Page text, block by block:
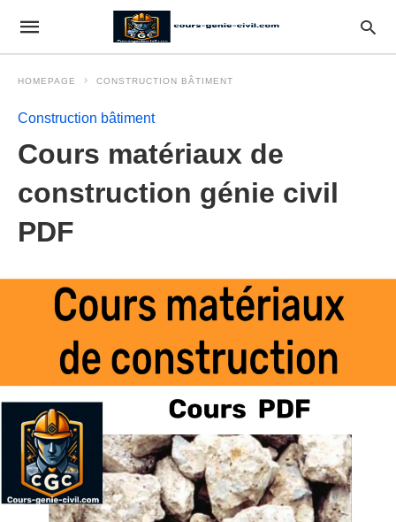
HOMEPAGE CONSTRUCTION BÂTIMENT
Construction bâtiment
Cours matériaux de
construction génie civil
PDF